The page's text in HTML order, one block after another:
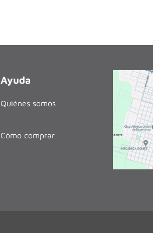
Ayuda
Quiénes somos
Cómo comprar